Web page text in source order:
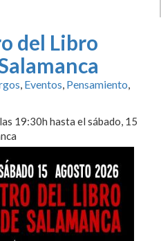
del Libro
, Eventos, Pensamiento,
19:30h hasta el sábado, 15